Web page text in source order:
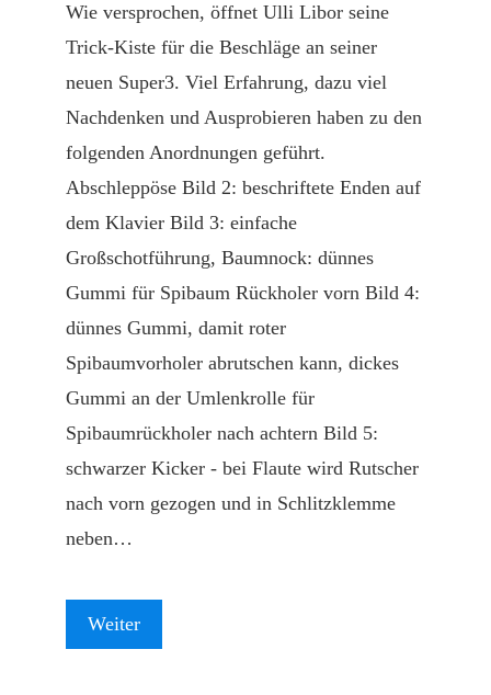
Wie versprochen, öffnet Ulli Libor seine
Trick-Kiste für die Beschläge an seiner
neuen Super3. Viel Erfahrung, dazu viel
Nachdenken und Ausprobieren haben zu den
folgenden Anordnungen geführt.
Abschleppöse Bild 2: beschriftete Enden auf
dem Klavier Bild 3: einfache
Großschotführung, Baumnock: dünnes
Gummi für Spibaum Rückholer vorn Bild 4:
dünnes Gummi, damit roter
Spibaumvorholer abrutschen kann, dickes
Gummi an der Umlenkrolle für
Spibaumrückholer nach achtern Bild 5:
schwarzer Kicker - bei Flaute wird Rutscher
nach vorn gezogen und in Schlitzklemme
neben…
Weiter